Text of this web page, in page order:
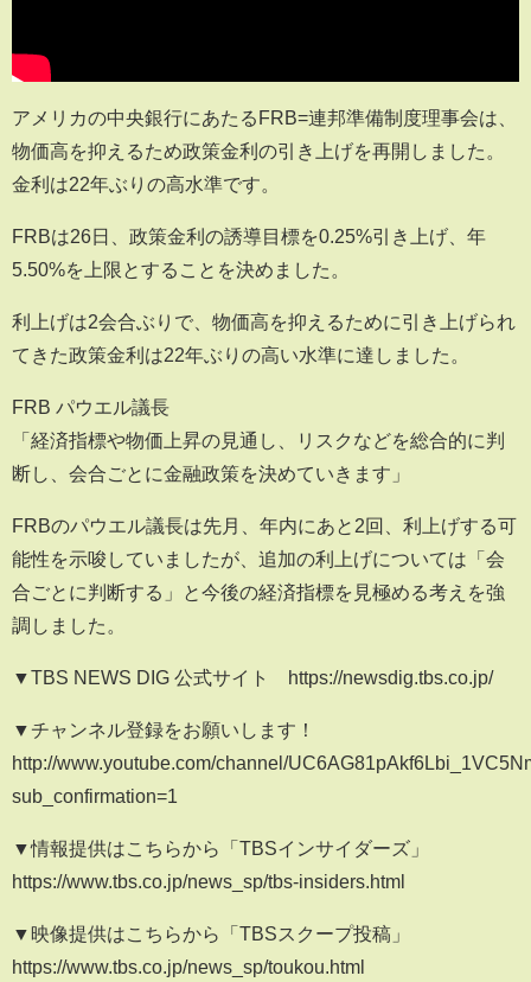
アメリカの中央銀行にあたるFRB=連邦準備制度理事会は、
物価高を抑えるため政策金利の引き上げを再開しました。
金利は22年ぶりの高水準です。
FRBは26日、政策金利の誘導目標を0.25%引き上げ、年
5.50%を上限とすることを決めました。
利上げは2会合ぶりで、物価高を抑えるために引き上げられ
てきた政策金利は22年ぶりの高い水準に達しました。
FRB パウエル議長
「経済指標や物価上昇の見通し、リスクなどを総合的に判
断し、会合ごとに金融政策を決めていきます」
FRBのパウエル議長は先月、年内にあと2回、利上げする可
能性を示唆していましたが、追加の利上げについては「会
合ごとに判断する」と今後の経済指標を見極める考えを強
調しました。
▼TBS NEWS DIG 公式サイト https://newsdig.tbs.co.jp/
▼チャンネル登録をお願いします！
http://www.youtube.com/channel/
sub_confirmation=1
▼情報提供はこちらから「TBSインサイダーズ」
https://www.tbs.co.jp/news_sp/tbs-insiders.html
▼映像提供はこちらから「TBSスクープ投稿」
https://www.tbs.co.jp/news_sp/toukou.html